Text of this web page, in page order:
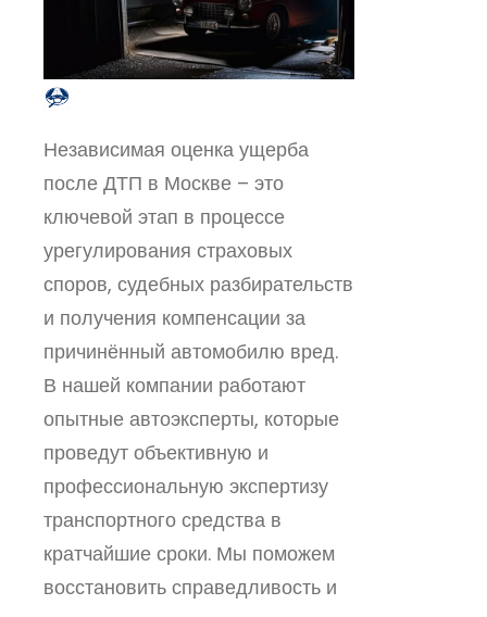
Независимая оценка ущерба
после ДТП в Москве – это
ключевой этап в процессе
урегулирования страховых
споров, судебных разбирательств
и получения компенсации за
причинённый автомобилю вред.
В нашей компании работают
опытные автоэксперты, которые
проведут объективную и
профессиональную экспертизу
транспортного средства в
кратчайшие сроки. Мы поможем
восстановить справедливость и